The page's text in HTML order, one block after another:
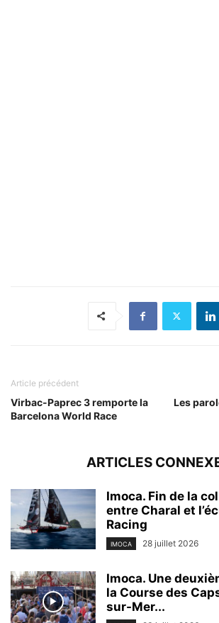
Article précédent
Virbac-Paprec 3 remporte la
Barcelona World Race
Les
ARTICLES
Imoca. Fin de la
entre Charal et
Racing
IMOCA 28 juillet 2026
Imoca. Une
la Course des
sur-Mer...